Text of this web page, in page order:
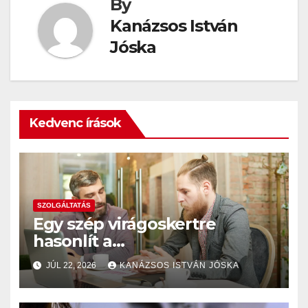
By
Kanázsos István
Jóska
Kedvenc írások
SZOLGÁLTATÁS
Egy szép virágoskertre
hasonlít a
székhelyszolgáltatásuk
JÚL 22, 2026 KANÁZSOS ISTVÁN JÓSKA